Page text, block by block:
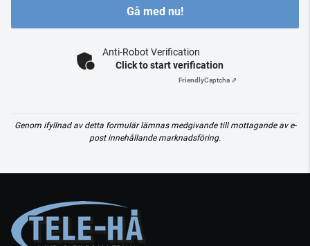
Gå med nu!
Anti-Robot Verification
Click to start verification
FriendlyCaptcha ⇗
Genom ifyllnad av detta formulär lämnas medgivande till mottagande av e-
post innehållande marknadsföring.